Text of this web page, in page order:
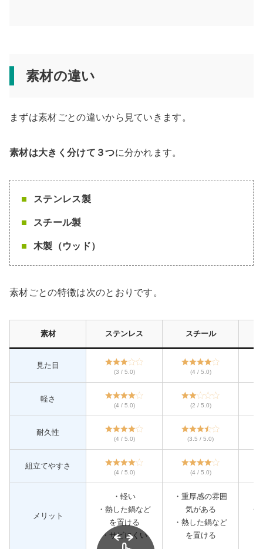
素材の違い
まずは素材ごとの違いから見ていきます。
素材は大きく分けて３つに分かれます。
ステンレス製
スチール製
木製（ウッド）
素材ごとの特徴は次のとおりです。
素材 ステンレス スチール
見た目
(3 / 5.0) (4 / 5.0)
軽さ
(4 / 5.0) (2 / 5.0)
耐久性
(4 / 5.0) (3.5 / 5.0)
組立てやすさ
(4 / 5.0) (4 / 5.0)
メリット
・軽い
・熱した鍋など
を置ける
・サビにくい
・重厚感の雰囲
気がある
・熱した鍋など
を置ける
・